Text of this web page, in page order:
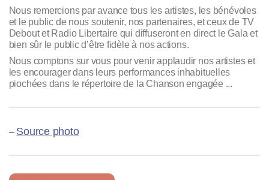
Nous remercions par avance tous les artistes, les bénévoles
et le public de nous soutenir, nos partenaires, et ceux de TV
Debout et Radio Libertaire qui diffuseront en direct le Gala et
bien sûr le public d’être fidèle à nos actions.
Nous comptons sur vous pour venir applaudir nos artistes et
les encourager dans leurs performances inhabituelles
piochées dans le répertoire de la Chanson engagée ...
– Source photo